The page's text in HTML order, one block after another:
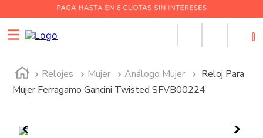
0
Relojes Mujer Análogo Mujer
Reloj Para
Mujer Ferragamo Gancini Twisted SFVB00224